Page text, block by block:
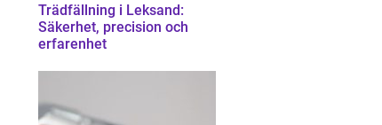
Trädfällning i Leksand:
Säkerhet, precision och
erfarenhet